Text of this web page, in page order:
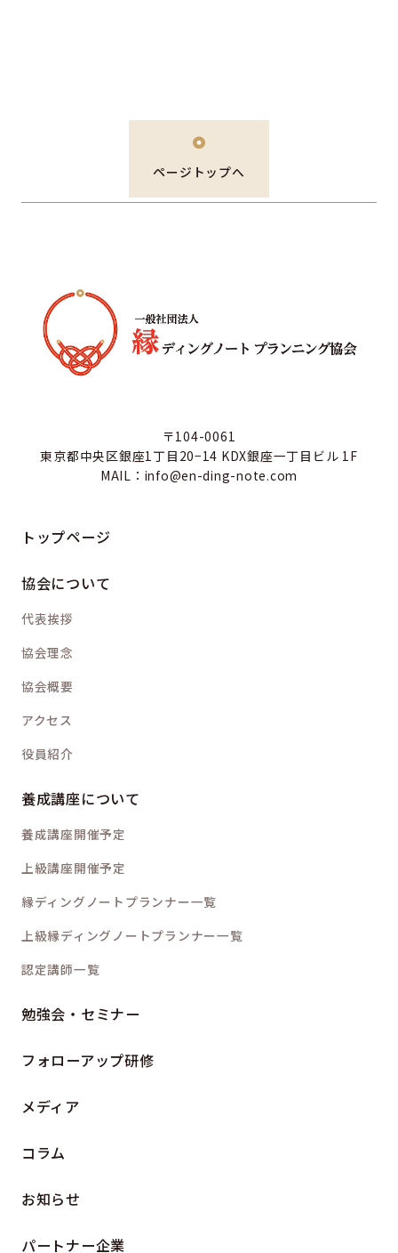
ページトップへ
〒104-0061
東京都中央区銀座1丁目20−14 KDX銀座一丁目ビル 1F
MAIL：info@en-ding-note.com
トップページ
協会について
代表挨拶
協会理念
協会概要
アクセス
役員紹介
養成講座について
養成講座開催予定
上級講座開催予定
縁ディングノートプランナー一覧
上級縁ディングノートプランナー一覧
認定講師一覧
勉強会・セミナー
フォローアップ研修
メディア
コラム
お知らせ
パートナー企業